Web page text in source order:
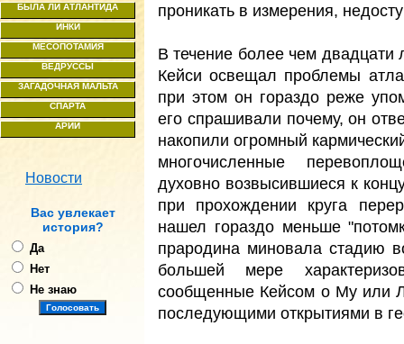
БЫЛА ЛИ АТЛАНТИДА
ИНКИ
МЕСОПОТАМИЯ
ВЕДРУССЫ
ЗАГАДОЧНАЯ МАЛЬТА
СПАРТА
АРИИ
Новости
Ваc увлекает
история?
Да
Нет
Не знаю
проникать в измерения,
В течение более чем двадцати
Кейси освещал проблемы
при этом он гораздо реже
его спрашивали почему, он
накопили огромный
многочисленные
духовно возвысившиеся к
при прохождении круга
нашел гораздо меньше
прародина миновала стадию
большей мере
сообщенные Кейсом о Му или
последующими открытиями в